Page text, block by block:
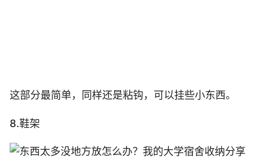
这部分最简单，同样还是粘钩，可以挂些小东西。
8.鞋架